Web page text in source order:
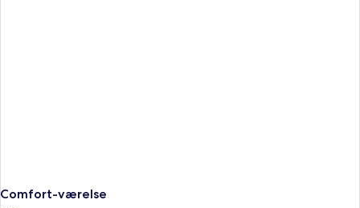
Comfort-værelse